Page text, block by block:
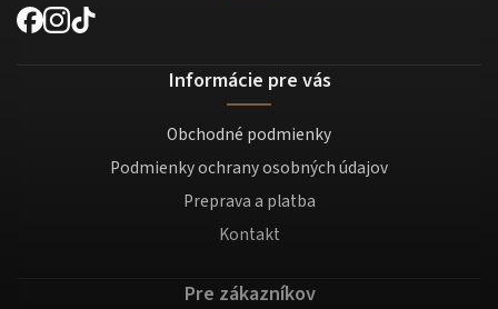
Informácie pre vás
Obchodné podmienky
Podmienky ochrany osobných údajov
Preprava a platba
Kontakt
Pre zákazníkov